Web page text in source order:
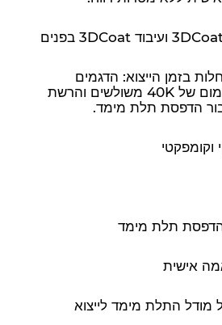
בזמן הייצוא: הדגמים
מצטמצמים למקסימום של 40K משולשים והרשת
הדפסת תלת מימד.
תלת מימד
אישית
התלת מימד לייצוא